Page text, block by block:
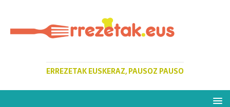
ERREZETAK EUSKERAZ, PAUSOZ PAUSO